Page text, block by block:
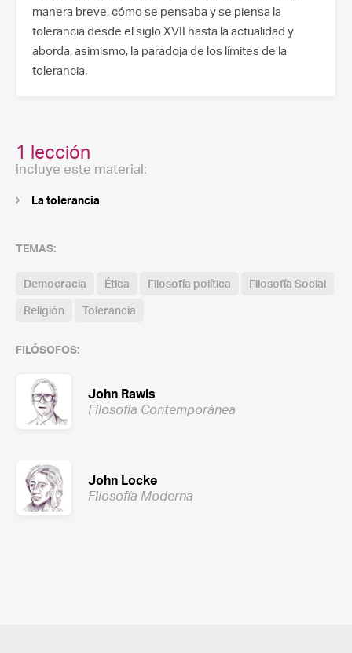
manera breve, cómo se pensaba y se piensa la
tolerancia desde el siglo XVII hasta la actualidad y
aborda, asimismo, la paradoja de los límites de la
tolerancia.
1 lección
incluye este material:
La tolerancia
TEMAS:
Democracia Ética Filosofía política
Filosofía Social
Religión
Tolerancia
FILÓSOFOS:
John Rawls
Filosofía Contemporánea
John Locke
Filosofía Moderna